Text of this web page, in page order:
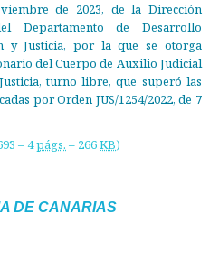
de 2023, de la Dirección
Departamento de Desarrollo
y Justicia, por la que se otorga
del Cuerpo de Auxilio Judicial
turno libre, que superó las
por Orden JUS/1254/2022, de 7
– 4págs. – 266KB)
DE CANARIAS